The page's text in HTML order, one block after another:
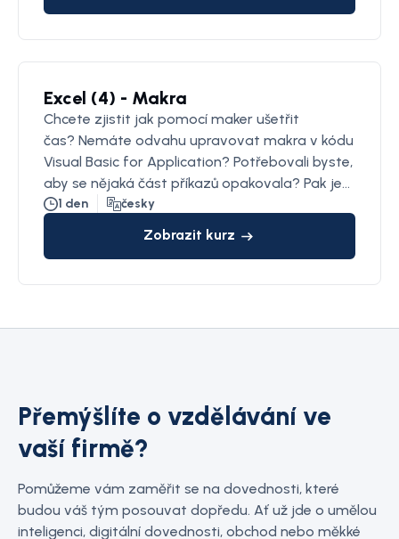
Excel (4) - Makra
Chcete zjistit jak pomocí maker ušetřit
čas? Nemáte odvahu upravovat makra v kódu
Visual Basic for Application? Potřebovali byste,
aby se nějaká část příkazů opakovala? Pak je
tento kurz určen přímo pro Vás.
1 den česky
Zobrazit kurz
Přemýšlíte o vzdělávání ve
vaší firmě?
Pomůžeme vám zaměřit se na dovednosti, které
budou váš tým posouvat dopředu. Ať už jde o umělou
inteligenci, digitální dovednosti, obchod nebo měkké